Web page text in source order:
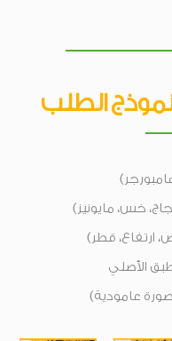
الطلب
خس، مايونيز)
ارتفاع، قطر)
الأصلي
صورة عامودية)